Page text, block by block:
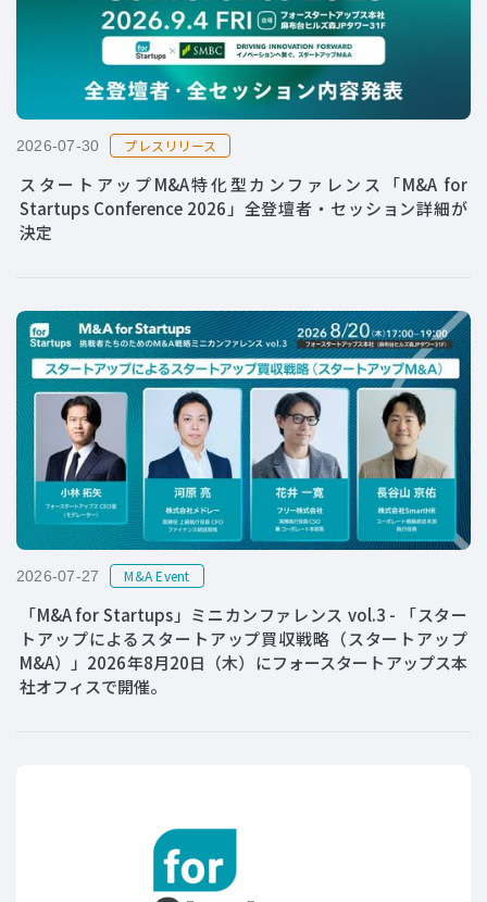
2026-07-30 プレスリリース
スタートアップM&A特化型カンファレンス「M&A for
Startups Conference 2026」全登壇者・セッション詳細が
決定
2026-07-27 M&A Event
「M&A for Startups」ミニカンファレンス vol.3 - 「スター
トアップによるスタートアップ買収戦略（スタートアップ
M&A）」2026年8月20日（木）にフォースタートアップス本
社オフィスで開催。